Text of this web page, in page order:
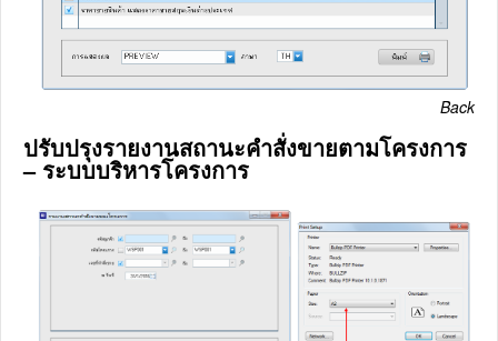
Back
ปรับปรุงรายงานสถานะคำสั่งขายตามโครงการ
– ระบบบริหารโครงการ